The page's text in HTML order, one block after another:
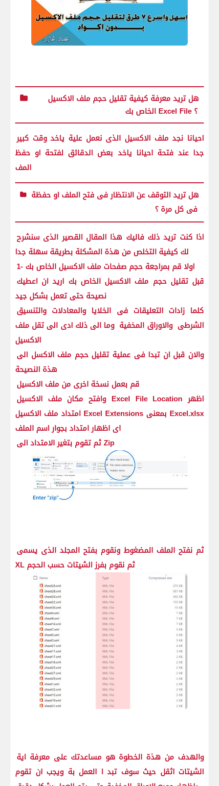
هل تريد معرفة كيفية تقليل حجم ملف الاكسيل
الخاص بك Excel File ؟
احيانا نجد ملف الاكسيل الذى نعمل علية ياخد وقت كبير
جدا عند فتحة احيانا ياخد بعض الدقائق لفتحة او حفظ
المف
هل تريد التوقف عن الانتظار فى فتح الملف او حفظة
فى كل مرة ؟
اذا كنت تريد ذلك فاليك هذا المقال القصير الذى سنشرح
لك كيفية التخلص من هذة المشكلة بطريقة سهلة جدا
قبل تقليل حجم ملف الاكسيل الخاص بك اريد ان اعطيك
نصيحة حتى تعمل بشكل جيد
كلما زادات التعليقات فى الخلايا والمعادلات والتنسيق
الشرطى والاوراق المخفية وما الى ذلك ادى الى تقل ملف
والان قبل ان تبدا فى عملية تقليل حجم ملف الاكسل الى
وافتح مكان ملف الاكسيل Excel File Location اظهر
امتداد ملف الاكسيل Excel Extensions بمعنى Excel.xlsx
ثم تقوم بتغير الامتداد الى Zip
ثم نفتح الملف المضغوط ونقوم بفتح المجلد الذى يسمى
والهدف من هذة الخطوة هو مساعدتك على معرفة اية
الشيتات اثقل حيث سوف تبد ا العمل بة ويجب ان تقوم